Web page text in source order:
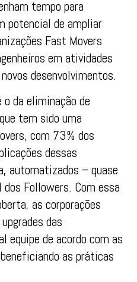
tempo para
potencial de ampliar
Fast Movers
em atividades
desenvolvimentos.
da eliminação de
tem sido uma
com 73% dos
dessas
automatizados – quase
Followers. Com essa
as corporações
das
equipe de acordo com as
as práticas